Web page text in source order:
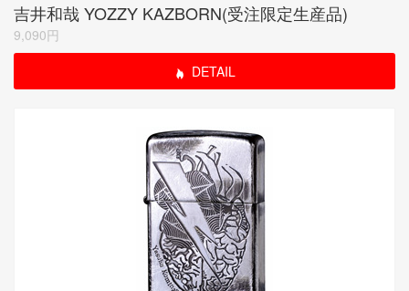
吉井和哉 YOZZY KAZBORN(受注限定生産品)
9,090円
DETAIL